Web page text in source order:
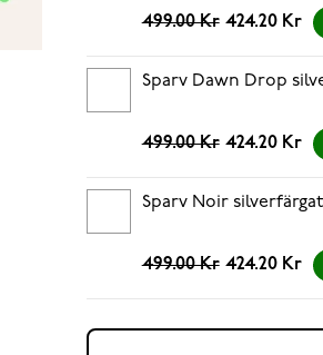
499.00 Kr 424.20 Kr
Sparv Dawn Drop
499.00 Kr 424.20 Kr
Sparv Noir silverfärgat
499.00 Kr 424.20 Kr